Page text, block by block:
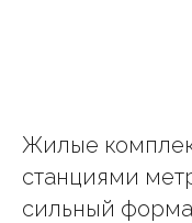
Жилые
станциями
сильный